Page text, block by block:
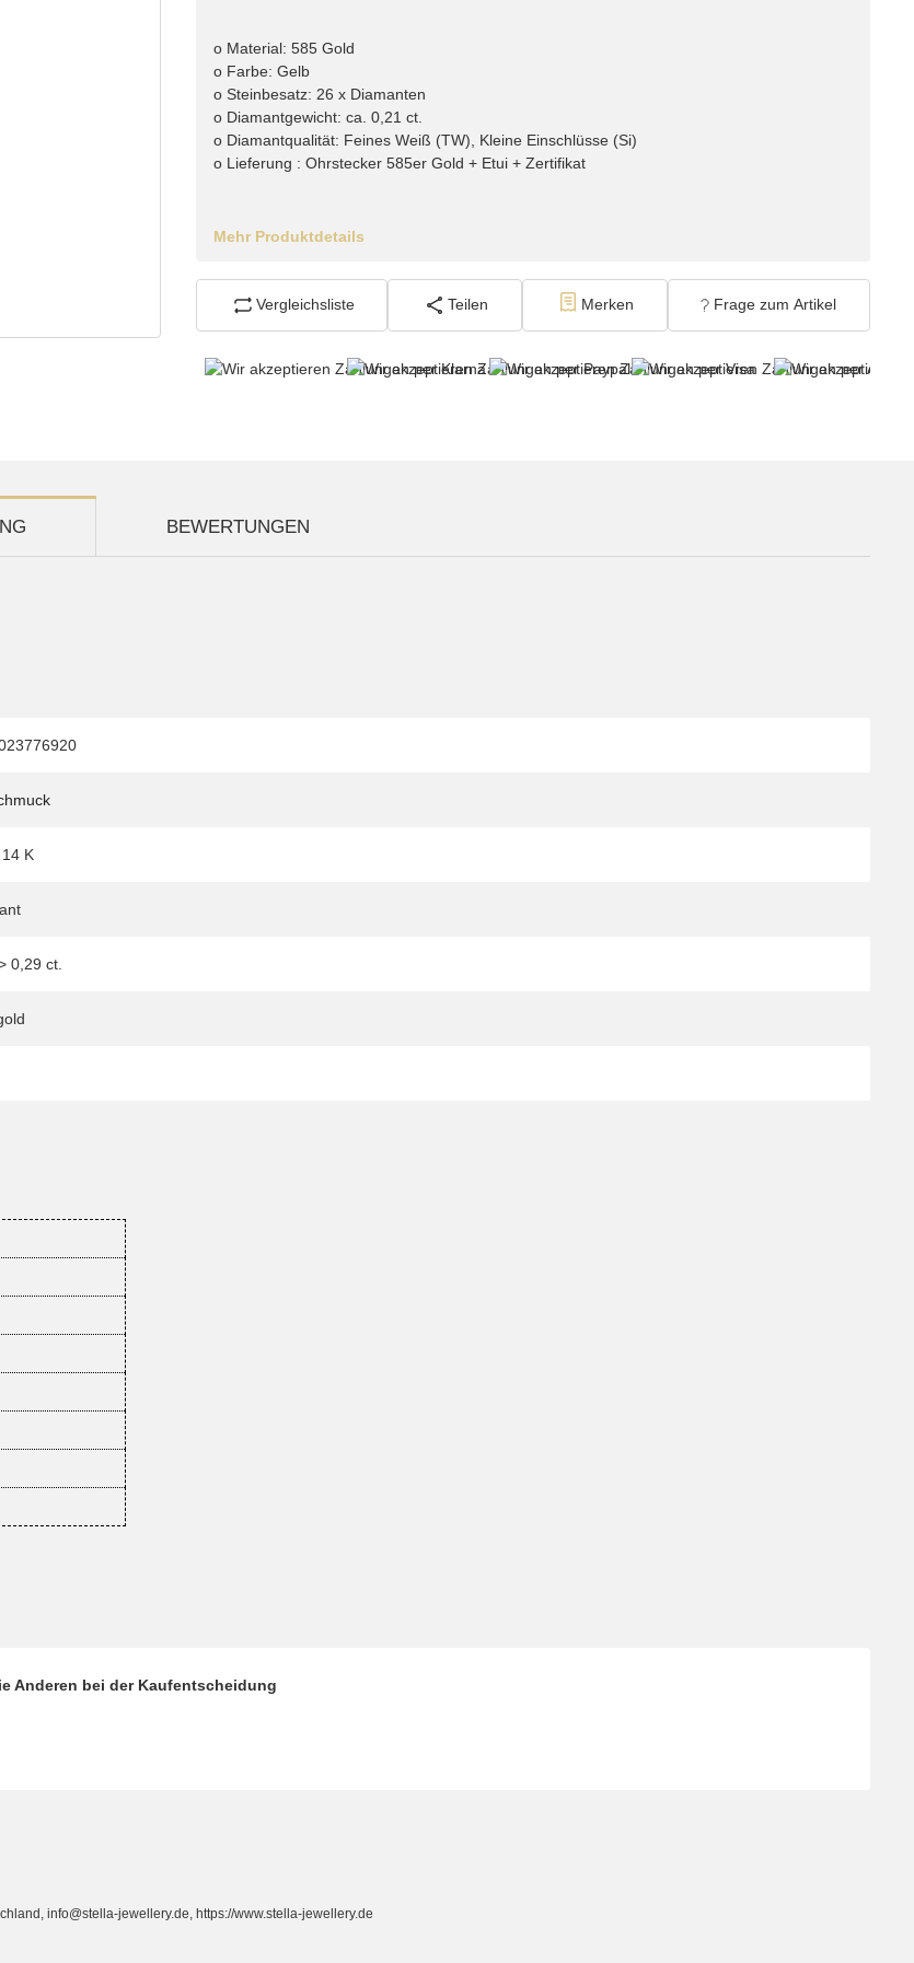
o Material: 585 Gold
o Farbe: Gelb
o Steinbesatz: 26 x Diamanten
o Diamantgewicht: ca. 0,21 ct.
o Diamantqualität: Feines Weiß (TW), Kleine Einschlüsse (Si)
o Lieferung : Ohrstecker 585er Gold + Etui + Zertifikat
Mehr Produktdetails
Vergleichsliste Teilen Merken Frage zum Artikel
BEWERTUNGEN
K
0,29 ct.
Anderen bei der Kaufentscheidung
info@stella-jewellery.de, https://www.stella-jewellery.de